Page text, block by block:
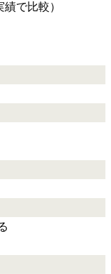
で比較）